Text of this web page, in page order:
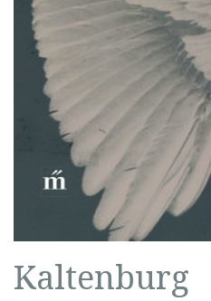
Kaltenburg